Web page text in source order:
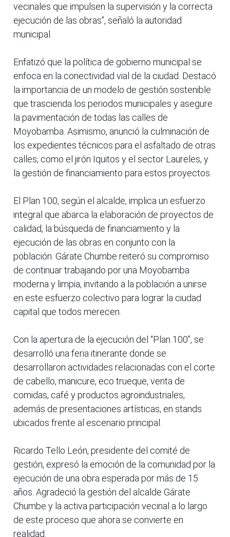
vecinales que impulsen la supervisión y la correcta
ejecución de las obras”, señaló la autoridad
municipal.
Enfatizó que la política de gobierno municipal se
enfoca en la conectividad vial de la ciudad. Destacó
la importancia de un modelo de gestión sostenible
que trascienda los periodos municipales y asegure
la pavimentación de todas las calles de
Moyobamba. Asimismo, anunció la culminación de
los expedientes técnicos para el asfaltado de otras
calles, como el jirón Iquitos y el sector Laureles, y
la gestión de financiamiento para estos proyectos.
El Plan 100, según el alcalde, implica un esfuerzo
integral que abarca la elaboración de proyectos de
calidad, la búsqueda de financiamiento y la
ejecución de las obras en conjunto con la
población. Gárate Chumbe reiteró su compromiso
de continuar trabajando por una Moyobamba
moderna y limpia, invitando a la población a unirse
en este esfuerzo colectivo para lograr la ciudad
capital que todos merecen.
Con la apertura de la ejecución del “Plan 100”, se
desarrolló una feria itinerante donde se
desarrollaron actividades relacionadas con el corte
de cabello, manicure, eco trueque, venta de
comidas, café y productos agroindustriales,
además de presentaciones artísticas, en stands
ubicados frente al escenario principal.
Ricardo Tello León, presidente del comité de
gestión, expresó la emoción de la comunidad por la
ejecución de una obra esperada por más de 15
años. Agradeció la gestión del alcalde Gárate
Chumbe y la activa participación vecinal a lo largo
de este proceso que ahora se convierte en
realidad.